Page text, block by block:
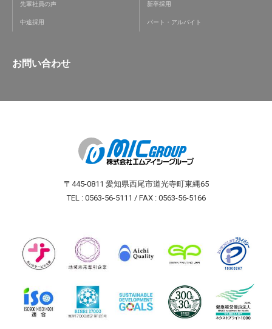
先輩社員の声 新卒採用
中途採用 パート・アルバイト
お問い合わせ
〒445-0811 愛知県西尾市道光寺町東縄65
TEL : 0563-56-5111 / FAX : 0563-56-5166